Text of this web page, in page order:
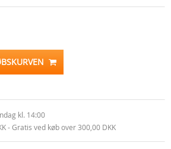
kl. 14:00
- Gratis ved køb over 300,00 DKK